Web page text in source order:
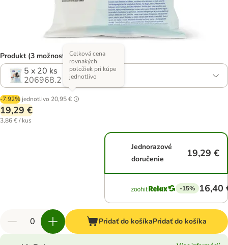
Produkt (3 možností)
5 x 20 ks
206968.2
-7.92% jednotlivo 20,95 €
Celková cena
rovnakých
položiek pri kúpe
jednotlivo
19,29 €
3,86 € / kus
Jednorazové
doručenie
19,29 €
-15% 16,40
Pridať do košíkaPridať do košíka